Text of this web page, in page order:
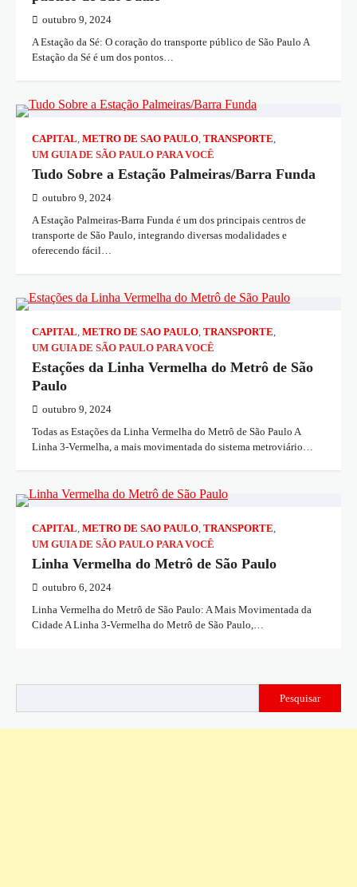
outubro 9, 2024
A Estação da Sé: O coração do transporte público de São Paulo A
Estação da Sé é um dos pontos…
CAPITAL, METRO DE SAO PAULO, TRANSPORTE,
UM GUIA DE SÃO PAULO PARA VOCÊ
Tudo Sobre a Estação Palmeiras/Barra Funda
outubro 9, 2024
A Estação Palmeiras-Barra Funda é um dos principais centros de
transporte de São Paulo, integrando diversas modalidades e
oferecendo fácil…
CAPITAL, METRO DE SAO PAULO, TRANSPORTE,
UM GUIA DE SÃO PAULO PARA VOCÊ
Estações da Linha Vermelha do Metrô de São
Paulo
outubro 9, 2024
Todas as Estações da Linha Vermelha do Metrô de São Paulo A
Linha 3-Vermelha, a mais movimentada do sistema metroviário…
CAPITAL, METRO DE SAO PAULO, TRANSPORTE,
UM GUIA DE SÃO PAULO PARA VOCÊ
Linha Vermelha do Metrô de São Paulo
outubro 6, 2024
Linha Vermelha do Metrô de São Paulo: A Mais Movimentada da
Cidade A Linha 3-Vermelha do Metrô de São Paulo,…
Pesquisar